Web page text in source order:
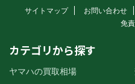
サイトマップ お問い合わせ
免
カテゴリから探す
ヤマハの買取相場